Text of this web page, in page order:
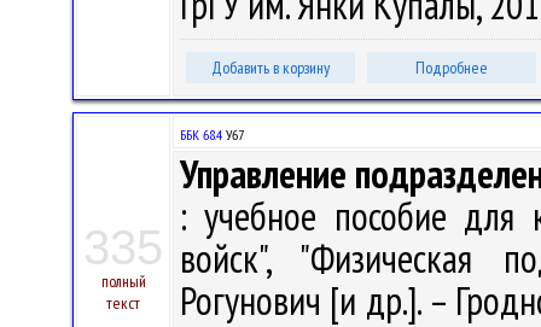
Добавить в корзину Подробнее
335
полный
текст
ББК 68.4 У67
Управление
: учебное пособие для
войск", "Физическая
Рогунович [и др.]. –